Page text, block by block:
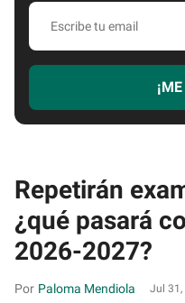
Escribe
email
Repetirán
¿qué pasará
2026-2027?
Paloma Mendiola Jul 31,